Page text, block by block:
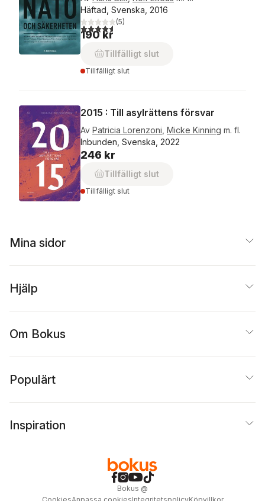
Häftad, Svenska, 2016
4,6utav 5 stjärnor. Totalt antal röster:
(5)
190 kr
Tillfälligt slut
Tillfälligt slut
2015 : Till asylrättens försvar
Av Patricia Lorenzoni Micke Kinning m. fl.
Inbunden, Svenska, 2022
246 kr
Tillfälligt slut
Tillfälligt slut
Mina sidor
Hjälp
Om Bokus
Populärt
Inspiration
Bokus @